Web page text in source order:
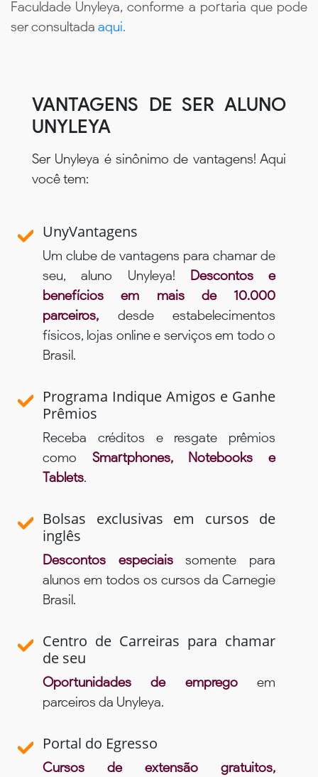
Faculdade Unyleya, conforme a portaria que pode
ser consultada aqui.
VANTAGENS DE SER ALUNO
UNYLEYA
Ser Unyleya é sinônimo de vantagens! Aqui
você tem:
UnyVantagens
Um clube de vantagens para chamar de
seu, aluno Unyleya! Descontos e
benefícios em mais de 10.000
parceiros, desde estabelecimentos
físicos, lojas online e serviços em todo o
Brasil.
Programa Indique Amigos e Ganhe
Prêmios
Receba créditos e resgate prêmios
como Smartphones, Notebooks e
Tablets.
Bolsas exclusivas em cursos de
inglês
Descontos especiaissomente para
alunos em todos os cursos da Carnegie
Brasil.
Centro de Carreiras para chamar
de seu
Oportunidades de empregoem
parceiros da Unyleya.
Portal do Egresso
Cursos de extensão gratuitos,